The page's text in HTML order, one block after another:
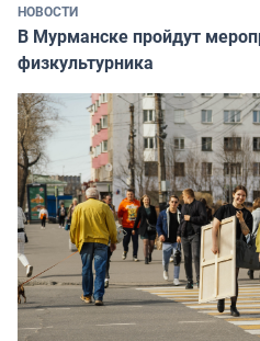
НОВОСТИ
В Мурманске пройдут
физкультурника